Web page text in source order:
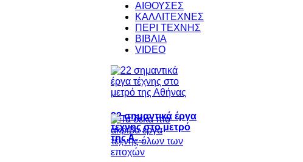
ΑΙΘΟΥΣΕΣ
ΚΑΛΛΙΤΕΧΝΕΣ
ΠΕΡΙ ΤΕΧΝΗΣ
ΒΙΒΛΙΑ
VIDEO
22 σημαντικά έργα
τέχνης στο μετρό
της Α…